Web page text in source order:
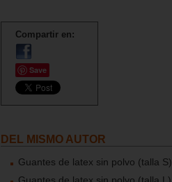
Compartir en:
Save
DEL MISMO AUTOR
Guantes de latex sin polvo (talla S)
Guantes de latex sin polvo (talla L)